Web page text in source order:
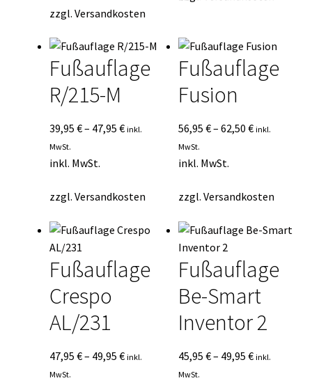
zzgl. Versandkosten
Fußauflage
R/215-M
39,95 €– 47,95 € inkl.
MwSt.
inkl. MwSt.
zzgl. Versandkosten
Fußauflage
Fusion
56,95€–62,50€ inkl.
MwSt.
inkl. MwSt.
zzgl.Versandkosten
Fußauflage
Crespo
AL/231
47,95 €– 49,95 € inkl.
MwSt.
Fußauflage
Be-Smart
Inventor 2
45,95€– 49,95€ inkl.
MwSt.